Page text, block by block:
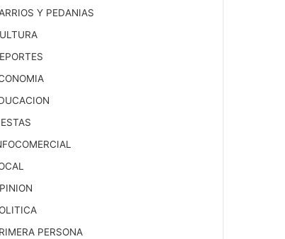
Y PEDANIAS
PERSONA